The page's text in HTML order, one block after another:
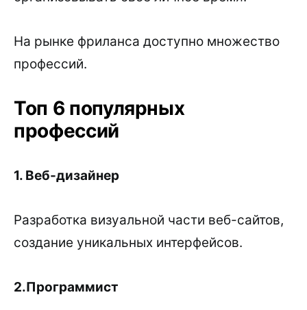
На рынке фриланса доступно множество
профессий.
Топ 6 популярных
профессий
1. Веб-дизайнер
Разработка визуальной части веб-сайтов,
создание уникальных интерфейсов.
2.Программист